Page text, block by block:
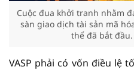
Cuộc đua khởi tranh nhằm
sàn giao dịch tài sản mã
thể đã bắt
VASP phải có vốn điều lệ